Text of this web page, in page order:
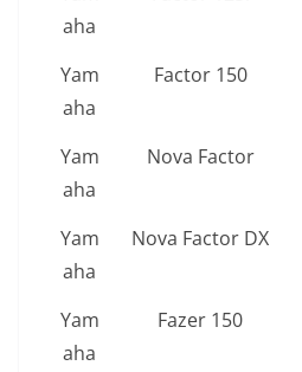
aha
Yam
aha
Factor 150
Yam
aha
Nova Factor
Yam
aha
Nova Factor DX
Yam
aha
Fazer 150